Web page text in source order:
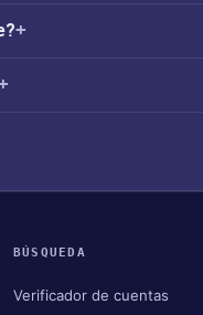
BÚSQUEDA
Verificador de cuentas